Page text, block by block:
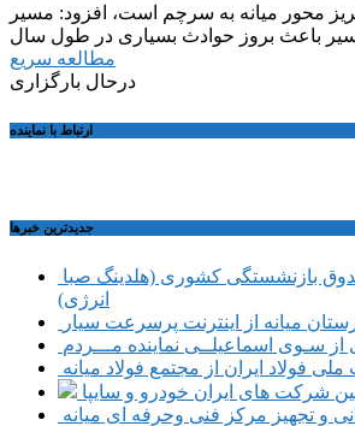
محور میانه به سرچم است، افزود: مسیر
مطالعه سریع
درحال بارگزاری
ارتباط با نماینده
جديدترين خبرها
انرژی)
میانه از اینترنت پرسرعت سیار
سـوی اسماعیلــی نماینده مـــردم
فولاد ایران از مجتمع فولاد میانه
شرکت های ایران خودرو و سایپا